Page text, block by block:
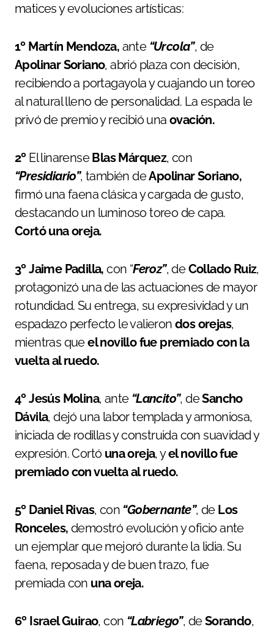
matices y evoluciones artísticas:
1º Martín Mendoza, ante “Urcola”, de
Apolinar Soriano, abrió plaza con decisión,
recibiendo a portagayola y cuajando un toreo
al natural lleno de personalidad. La espada le
privó de premio y recibió una ovación.
2ºEl linarenseBlas Márquez, con
“Presidiario”, también deApolinar Soriano,
firmó una faena clásica y cargada de gusto,
destacando un luminoso toreo de capa.
Cortó una oreja.
3ºJaime Padilla, con “Feroz”, deCollado Ruiz,
protagonizó una de las actuaciones de mayor
rotundidad. Su entrega, su expresividad y un
espadazo perfecto le valieron dos orejas,
mientras queel novillo fue premiado con la
vuelta al ruedo.
4ºJesús Molina, ante “Lancito”, deSancho
Dávila, dejó una labor templada y armoniosa,
iniciada de rodillas y construida con suavidad y
expresión. Cortó una oreja, yel novillo fue
premiado con vuelta al ruedo.
5º Daniel Rivas, con “Gobernante”, de Los
Ronceles, demostró evolución y oficio ante
un ejemplar que mejoró durante la lidia. Su
faena, reposada y de buen trazo, fue
premiada con una oreja.
6º Israel Guirao, con “Labriego”, deSorando,